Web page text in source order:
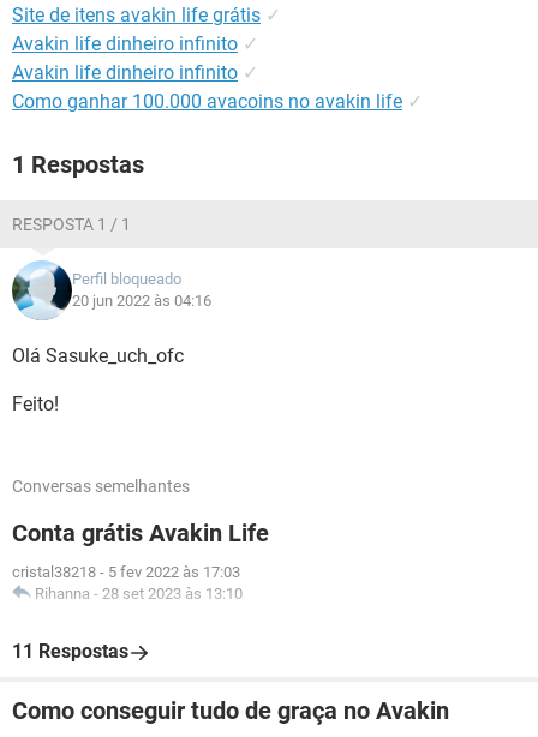
Site de itens avakin life grátis ✓
Avakin life dinheiro infinito ✓
Avakin life dinheiro infinito ✓
Como ganhar 100.000 avacoins no avakin life ✓
1 Respostas
RESPOSTA 1 / 1
Perfil bloqueado
20 jun 2022 às 04:16
Olá Sasuke_uch_ofc
Feito!
Conversas semelhantes
Conta grátis Avakin Life
cristal38218 - 5 fev 2022 às 17:03
Rihanna - 28 set 2023 às 13:10
11 Respostas
Como conseguir tudo de graça no Avakin